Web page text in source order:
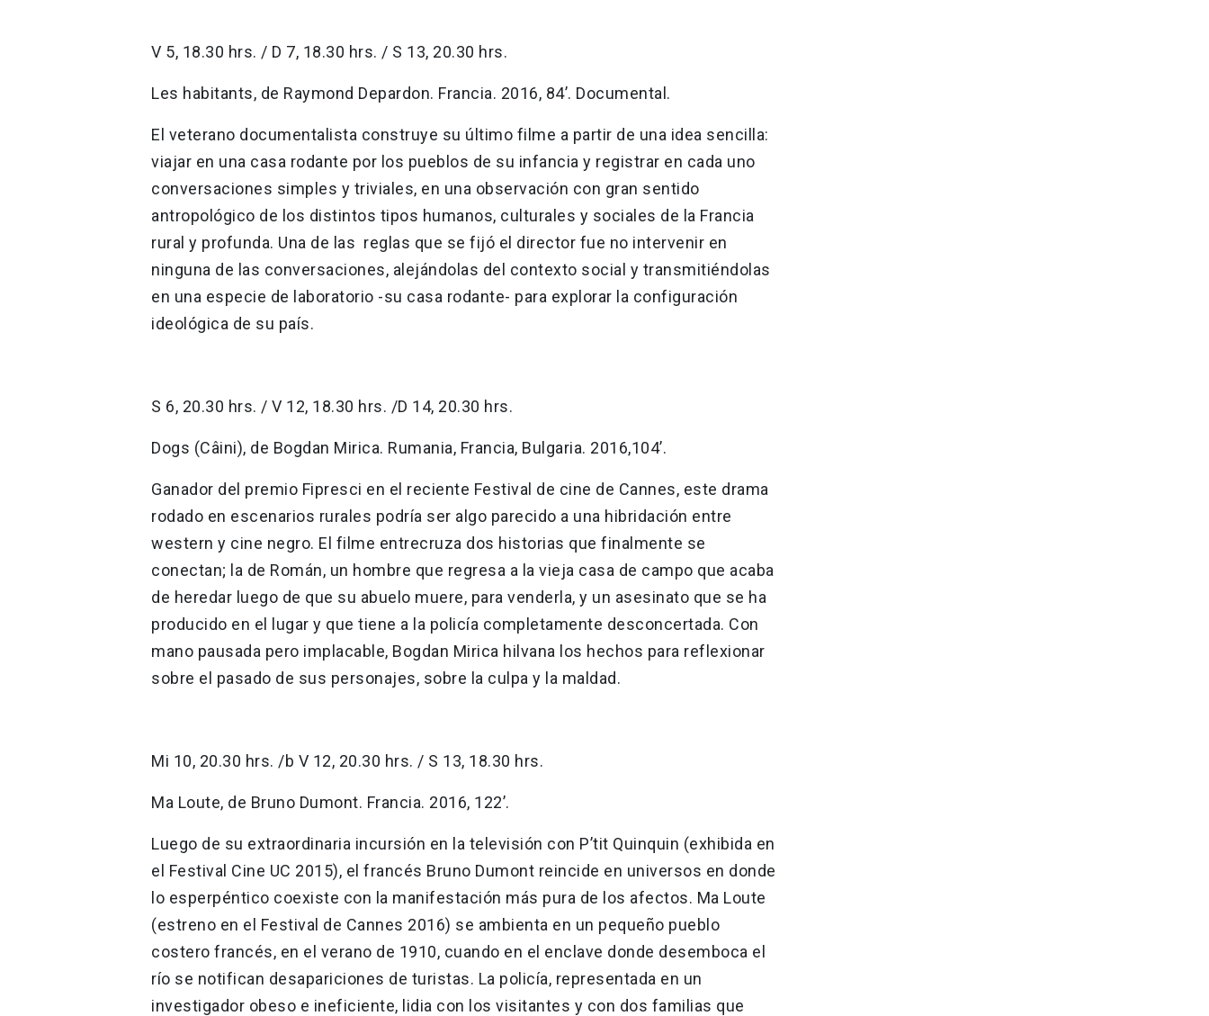
V 5, 18.30 hrs. / D 7, 18.30 hrs. / S 13, 20.30 hrs.
Les habitants, de Raymond Depardon. Francia. 2016, 84’. Documental.
El veterano documentalista construye su último filme a partir de una idea sencilla:
viajar en una casa rodante por los pueblos de su infancia y registrar en cada uno
conversaciones simples y triviales, en una observación con gran sentido
antropológico de los distintos tipos humanos, culturales y sociales de la Francia
rural y profunda. Una de las reglas que se fijó el director fue no intervenir en
ninguna de las conversaciones, alejándolas del contexto social y transmitiéndolas
en una especie de laboratorio -su casa rodante- para explorar la configuración
ideológica de su país.
S 6, 20.30 hrs. / V 12, 18.30 hrs. /D 14, 20.30 hrs.
Dogs (Câini), de Bogdan Mirica. Rumania, Francia, Bulgaria. 2016,104’.
Ganador del premio Fipresci en el reciente Festival de cine de Cannes, este drama
rodado en escenarios rurales podría ser algo parecido a una hibridación entre
western y cine negro. El filme entrecruza dos historias que finalmente se
conectan; la de Román, un hombre que regresa a la vieja casa de campo que acaba
de heredar luego de que su abuelo muere, para venderla, y un asesinato que se ha
producido en el lugar y que tiene a la policía completamente desconcertada. Con
mano pausada pero implacable, Bogdan Mirica hilvana los hechos para reflexionar
sobre el pasado de sus personajes, sobre la culpa y la maldad.
Mi 10, 20.30 hrs. /b V 12, 20.30 hrs. / S 13, 18.30 hrs.
Ma Loute, de Bruno Dumont. Francia. 2016, 122’.
Luego de su extraordinaria incursión en la televisión con P’tit Quinquin (exhibida en
el Festival Cine UC 2015), el francés Bruno Dumont reincide en universos en donde
lo esperpéntico coexiste con la manifestación más pura de los afectos. Ma Loute
(estreno en el Festival de Cannes 2016) se ambienta en un pequeño pueblo
costero francés, en el verano de 1910, cuando en el enclave donde desemboca el
río se notifican desapariciones de turistas. La policía, representada en un
investigador obeso e ineficiente, lidia con los visitantes y con dos familias que